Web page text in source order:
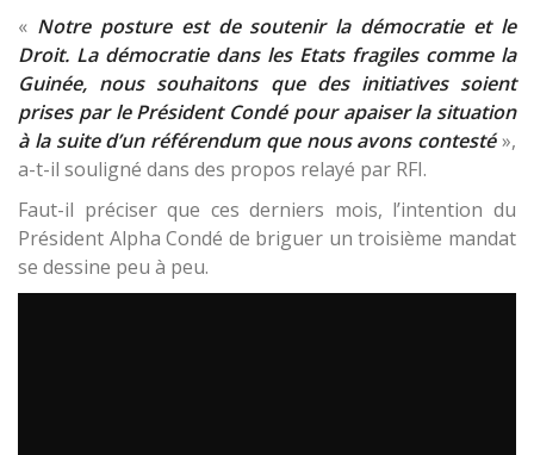
« Notre posture est de soutenir la démocratie et le
Droit. La démocratie dans les Etats fragiles comme la
Guinée, nous souhaitons que des initiatives soient
prises par le Président Condé pour apaiser la situation
à la suite d’un référendum que nous avons contesté»,
a-t-il souligné dans des propos relayé par RFI.
Faut-il préciser que ces derniers mois, l’intention du
Président Alpha Condé de briguer un troisième mandat
se dessine peu à peu.